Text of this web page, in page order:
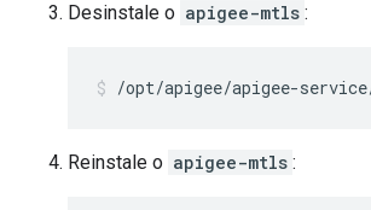
Desinstale o apigee-mtls :
/opt/apigee/apigee-
Reinstale o apigee-mtls :